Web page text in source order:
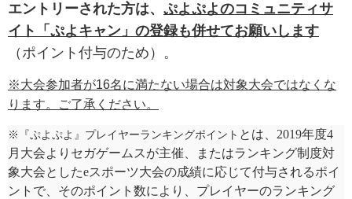
エントリーされた方は、 ぷよぷよのコミュニティサ
イト「ぷよキャン」の登録も併せてお願いします
（ポイント付与のため）。
※大会参加者が16名に満たない場合は対象大会ではなくな
ります。ご了承ください。
※『ぷよぷよ』プレイヤーランキングポイント とは、2019年度4
月大会よりセガゲームスが主催、またはランキング制度対
象大会としたeスポーツ大会の成績に応じて付与されるポイ
ントで、そのポイント数により、プレイヤーのランキング